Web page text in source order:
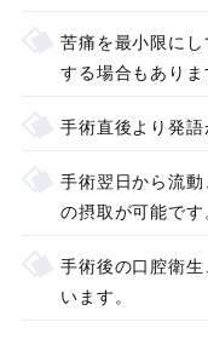
苦痛を最小限に
する場合もありま
手術直後より発語
手術翌日から流
の摂取が可能です
手術後の口腔衛
います。